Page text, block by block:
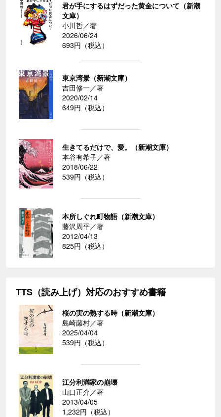
君が手にするはずだった黄金について（新潮
文庫）
小川哲／著
2026/06/24
693円（税込）
東京湾景（新潮文庫）
吉田修一／著
2020/02/14
649円（税込）
生きてるだけで、愛。（新潮文庫）
本谷有希子／著
2018/06/22
539円（税込）
本所しぐれ町物語（新潮文庫）
藤沢周平／著
2012/04/13
825円（税込）
TTS（読み上げ）対応のおすすめ書籍
桜の実の熟する時（新潮文庫）
島崎藤村／著
2025/04/04
539円（税込）
江分利満家の崩壊
山口正介／著
2013/04/05
1,232円（税込）